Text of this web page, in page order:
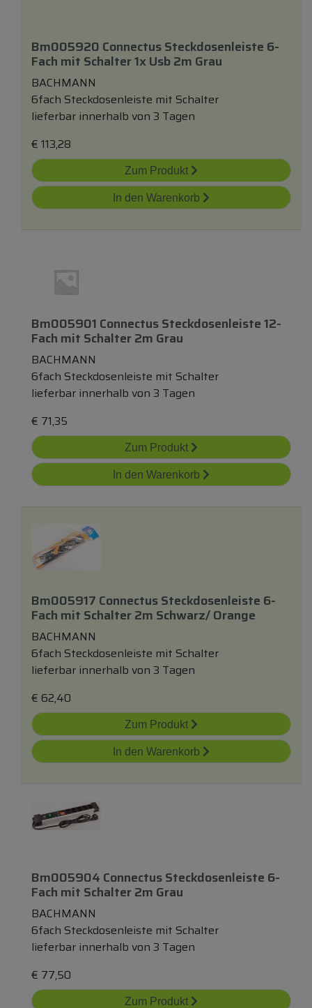
Bm005920 Connectus Steckdosenleiste 6-
Fach mit Schalter 1x Usb 2m Grau
BACHMANN
6fach Steckdosenleiste mit Schalter
lieferbar innerhalb von 3 Tagen
€ 113,28
Zum Produkt
In den Warenkorb
Bm005901 Connectus Steckdosenleiste 12-
Fach mit Schalter 2m Grau
BACHMANN
6fach Steckdosenleiste mit Schalter
lieferbar innerhalb von 3 Tagen
€ 71,35
Zum Produkt
In den Warenkorb
Bm005917 Connectus Steckdosenleiste 6-
Fach mit Schalter 2m Schwarz/ Orange
BACHMANN
6fach Steckdosenleiste mit Schalter
lieferbar innerhalb von 3 Tagen
€ 62,40
Zum Produkt
In den Warenkorb
Bm005904 Connectus Steckdosenleiste 6-
Fach mit Schalter 2m Grau
BACHMANN
6fach Steckdosenleiste mit Schalter
lieferbar innerhalb von 3 Tagen
€ 77,50
Zum Produkt